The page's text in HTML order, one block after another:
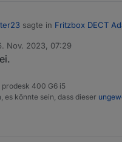
sagte in Fritzbox DECT
du könntest mit der v2.5.6 den
eine Variante 2.5.7 und hoffe,
Nov. 2023, 07:29
von
400 G6 i5
es könnte sein, dass dieser